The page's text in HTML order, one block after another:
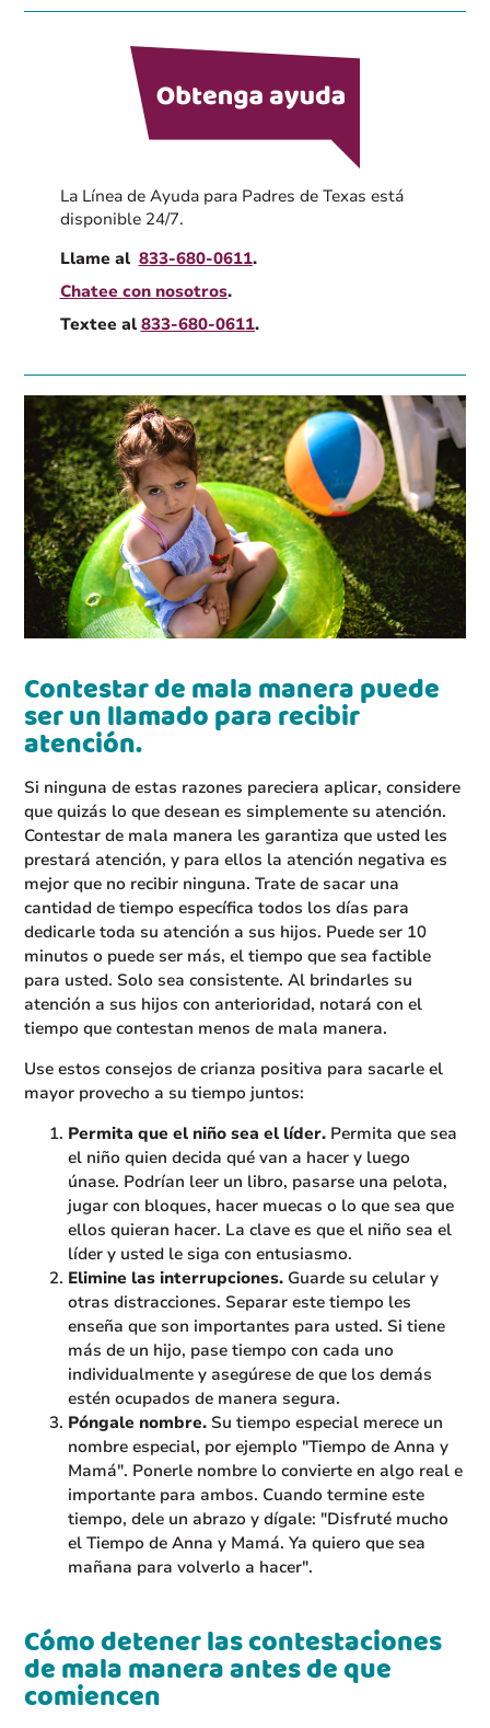
La Línea de Ayuda para Padres de Texas está
disponible 24/7.
Llame al 833-680-0611.
Chatee con nosotros.
Textee al 833-680-0611.
Contestar de mala manera puede
ser un llamado para recibir
atención.
Si ninguna de estas razones pareciera aplicar, considere
que quizás lo que desean es simplemente su atención.
Contestar de mala manera les garantiza que usted les
prestará atención, y para ellos la atención negativa es
mejor que no recibir ninguna. Trate de sacar una
cantidad de tiempo específica todos los días para
dedicarle toda su atención a sus hijos. Puede ser 10
minutos o puede ser más, el tiempo que sea factible
para usted. Solo sea consistente. Al brindarles su
atención a sus hijos con anterioridad, notará con el
tiempo que contestan menos de mala manera.
Use estos consejos de crianza positiva para sacarle el
mayor provecho a su tiempo juntos:
Permita que el niño sea el líder. Permita que sea
el niño quien decida qué van a hacer y luego
únase. Podrían leer un libro, pasarse una pelota,
jugar con bloques, hacer muecas o lo que sea que
ellos quieran hacer. La clave es que el niño sea el
líder y usted le siga con entusiasmo.
Elimine las interrupciones. Guarde su celular y
otras distracciones. Separar este tiempo les
enseña que son importantes para usted. Si tiene
más de un hijo, pase tiempo con cada uno
individualmente y asegúrese de que los demás
estén ocupados de manera segura.
Póngale nombre. Su tiempo especial merece un
nombre especial, por ejemplo "Tiempo de Anna y
Mamá". Ponerle nombre lo convierte en algo real e
importante para ambos. Cuando termine este
tiempo, dele un abrazo y dígale: "Disfruté mucho
el Tiempo de Anna y Mamá. Ya quiero que sea
mañana para volverlo a hacer".
Cómo detener las contestaciones
de mala manera antes de que
comiencen